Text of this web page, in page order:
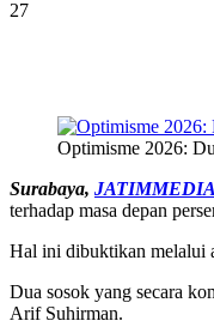
27
Optimisme 2026:
Surabaya,
terhadap masa depan
Hal ini dibuktikan melalui
Dua sosok yang secara
Arif Suhirman.